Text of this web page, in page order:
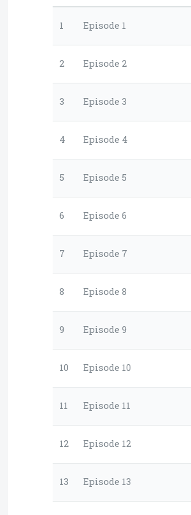
1 Episode 1
2 Episode 2
3 Episode 3
4 Episode 4
5 Episode 5
6 Episode 6
7 Episode 7
8 Episode 8
9 Episode 9
10 Episode 10
11 Episode 11
12 Episode 12
13 Episode 13